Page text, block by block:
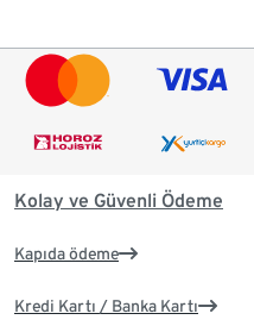
Kolay ve Güvenli Ödeme
Kapıda ödeme
Kredi Kartı / Banka Kartı